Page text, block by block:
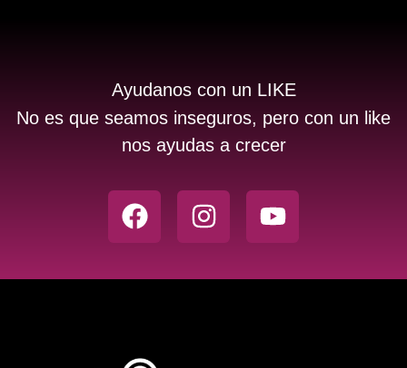
Ayudanos con un LIKE
No es que seamos inseguros, pero con un like
nos ayudas a crecer